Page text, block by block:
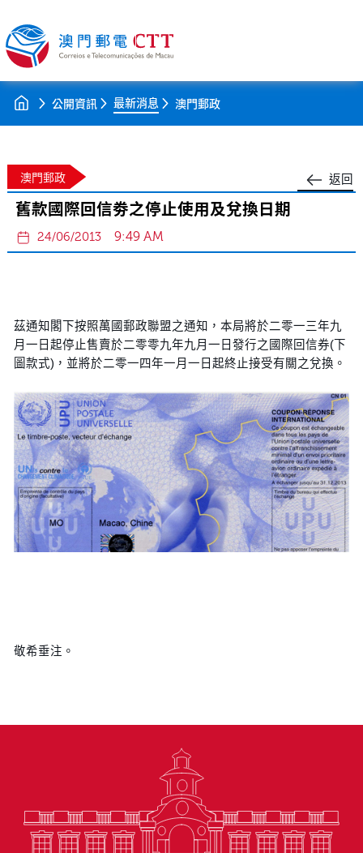
公開資訊 最新消息 澳門郵政
返回
澳門郵政
舊款國際回信劵之停止使用及兌換日期
24/06/2013 9:49 AM
茲通知閣下按照萬國郵政聯盟之通知，本局將於二零一三年九
月一日起停止售賣於二零零九年九月一日發行之國際回信券(下
圖款式)，並將於二零一四年一月一日起終止接受有關之兌換。
敬希垂注。